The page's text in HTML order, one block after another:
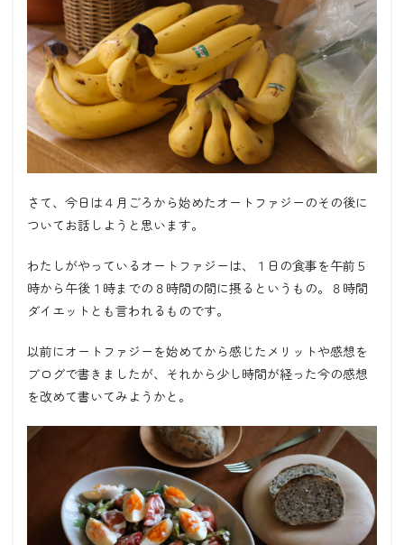
さて、今日は４月ごろから始めたオートファジーのその後に
ついてお話しようと思います。
わたしがやっているオートファジーは、１日の食事を午前５
時から午後１時までの８時間の間に摂るというもの。８時間
ダイエットとも言われるものです。
以前にオートファジーを始めてから感じたメリットや感想を
ブログで書きましたが、それから少し時間が経った今の感想
を改めて書いてみようかと。